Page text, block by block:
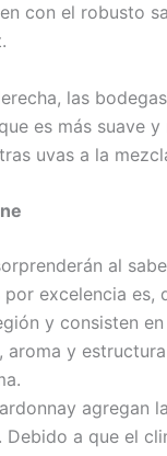
con el robusto
las
es más suave
uvas a la
al
excelencia es,
y consisten
aroma y
agregan
. Debido a que el